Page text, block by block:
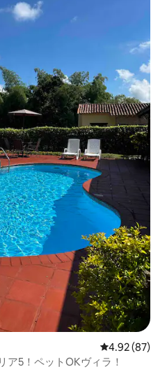
レビュー87
4.92 (87)
ア5！ペットOKヴィラ！